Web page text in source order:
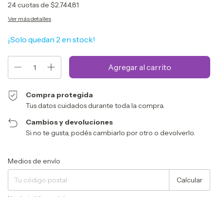
24cuotas de $2.744,81
Ver más detalles
¡Solo quedan 2 en stock!
Compra protegida
Tus datos cuidados durante toda la compra.
Cambios y devoluciones
Si no te gusta, podés cambiarlo por otro o devolverlo.
Entregas para el CP:
Medios de envío
Calcular